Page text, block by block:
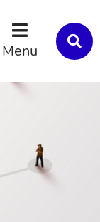
Menu